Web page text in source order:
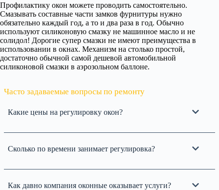
Профилактику окон можете проводить самостоятельно.
Смазывать составные части замков фурнитуры нужно
обязательно каждый год, а то и два раза в год. Обычно
используют силиконовую смазку не машинное масло и не
солидол! Дорогие супер смазки не имеют преимущества в
использовании в окнах. Механизм на столько простой,
достаточно обычной самой дешевой автомобильной
силиконовой смазки в аэрозольном баллоне.
Часто задаваемые вопросы по ремонту
Какие цены на регулировку окон?
Сколько по времени занимает регулировка?
Как давно компания оконные оказывает услуги?